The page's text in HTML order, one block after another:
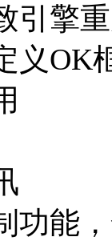
引擎
义OK
功能